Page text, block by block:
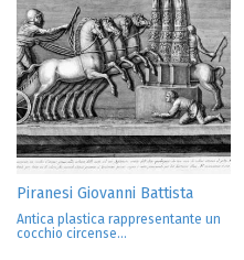
Piranesi Giovanni Battista
Antica plastica rappresentante un
cocchio circense...